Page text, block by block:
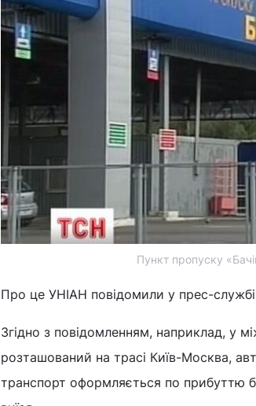
Пункт пропуску
Про це УНІАН повідомили у прес-
Згідно з повідомленням, наприклад, у
розташований на трасі Київ-Москва,
транспорт оформляється по прибуттю